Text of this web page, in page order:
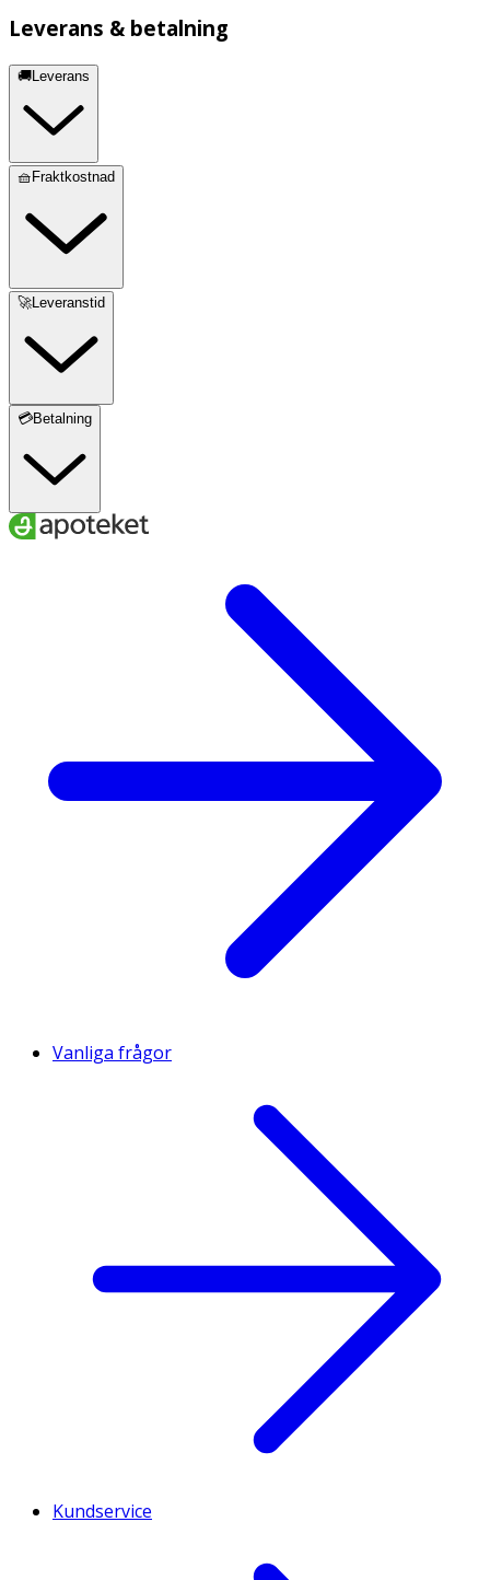
Leverans & betalning
🚚Leverans
🧺Fraktkostnad
🚀Leveranstid
💳Betalning
Vanliga frågor
Kundservice